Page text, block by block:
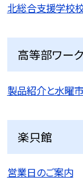
北総合支援学校校
高等部ワー
製品紹介と水曜
楽只館
営業日のご案内